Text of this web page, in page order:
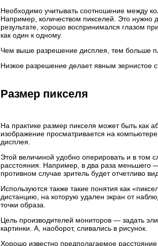
Необходимо учитывать соотношение между
Например, количеством пикселей. Это нужно
результате, хорошо воспринимался глазом
как один к одному.
Чем выше разрешение дисплея, тем больше
Низкое разрешение делает явным зернистое
Размер пикселя
На практике размер пикселя может быть как
изображение просматривается на
дисплея.
Этой величиной удобно оперировать и в том
расстояния. Например, в два раза меньшего
противном случае зритель будет отчетливо
Используются также такие понятия как
дистанцию, на которую удален экран от
точки образа.
Цель производителей мониторов — задать
картинки. А, наоборот, сливались в рисунок.
Хорошо известно предполагаемое